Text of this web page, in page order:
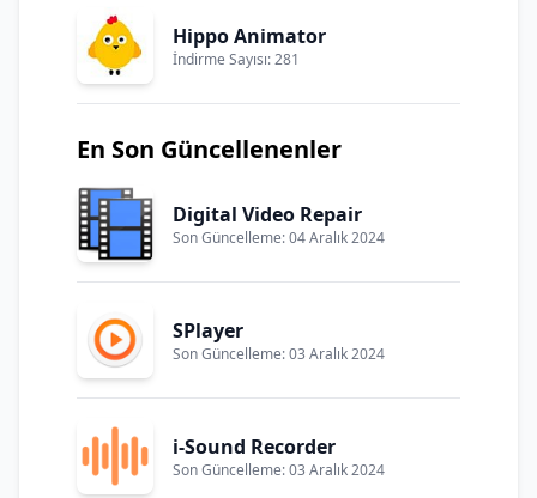
Hippo Animator
İndirme Sayısı: 281
En Son Güncellenenler
Digital Video Repair
Son Güncelleme: 04 Aralık 2024
SPlayer
Son Güncelleme: 03 Aralık 2024
i-Sound Recorder
Son Güncelleme: 03 Aralık 2024